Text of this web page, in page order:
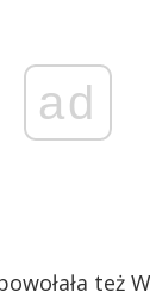
ad
też